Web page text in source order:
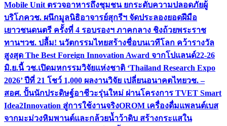
Mobile Unit ตรวจอาหารถึงชุมชน ยกระดับความปลอดภัยผู้
บริโภควช. ผนึกมูลนิธิอาจารย์สุกรีฯ จัดประลองยอดฝีมือ
เยาวชนดนตรี ครั้งที่ 4 รอบรองฯ ภาคกลาง ชิงถ้วยพระราช
ทานฯวช. ปลื้ม! นวัตกรรมไทยสร้างชื่อบนเวทีโลก คว้ารางวัล
สูงสุด The Best Foreign Innovation Award จากโปแลนด์22-26
มิ.ย.นี้ วช.เปิดมหกรรมวิจัยแห่งชาติ ‘Thailand Research Expo
2026’ ปีที่ 21 โชว์ 1,000 ผลงานวิจัย เปลี่ยนอนาคตไทยวช. –
สอศ. ปั้นนักประดิษฐ์อาชีวะรุ่นใหม่ ผ่านโครงการ TVET Smart
Idea2Innovation สู่การใช้งานจริงOROM เครื่องดื่มแพลนต์เบส
จากมะม่วงหิมพานต์และกล้วยน้ำว้าดิบ สร้างกระแสใน